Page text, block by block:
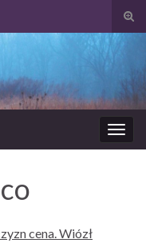
cena. Wiózł